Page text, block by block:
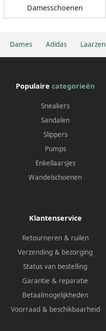
Dames Adidas Laarzen
Damesschoenen
Populaire categorieën
Sneakers
Sandalen
Slippers
Pumps
Enkellaarsjes
Wandelschoenen
Klantenservice
Retourneren & ruilen
Verzending & bezorging
Status van bestelling
Garantie & reparatie
Betaalmogelijkheden
Voorraad & beschikbaarheid